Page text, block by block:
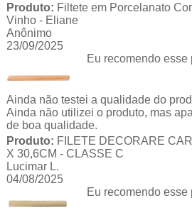
Produto: Filtete em Porcelanato
Vinho - Eliane
Anônimo
23/09/2025
Eu recomendo esse
Ainda não testei a qualidade do
Ainda não utilizei o produto, mas
de boa qualidade.
Produto: FILETE DECORARE
X 30,6CM - CLASSE C
Lucimar L.
04/08/2025
Eu recomendo esse